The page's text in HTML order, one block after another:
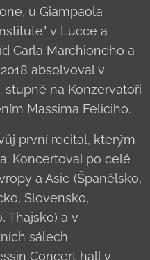
u Giampaola
v Lucce a
Carla Marchioneho a
absolvoval v
stupně na Konzervatoři
Massima Feliciho.
první recital, kterým
Koncertoval po celé
a Asie (Španělsko,
Slovensko,
Thajsko) a v
sálech
Concert hall v